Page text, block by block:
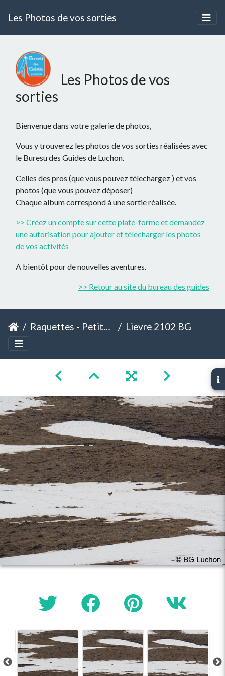
Les Photos de vos sorties
Les Photos de vos
sorties
Bienvenue dans votre galerie de photos,
Vous y trouverez les photos de vos sorties réalisées avec
le Buresu des Guides de Luchon.
Celles des pros (que vous pouvez télechargez ) et vos
photos (que vous pouvez déposer)
Chaque album correspond à une sortie réalisée.
>> Créez un compte sur cette plate-forme et demandez
une autorisation pour ajouter et télecharger les photos
de vos activités
A bientôt pour de nouvelles aventures.
>> Retour au site du bureau des guides
Raquettes - Petite Journée - Cap de Pouy Pradaus Lievre 2102 BG Bales 21